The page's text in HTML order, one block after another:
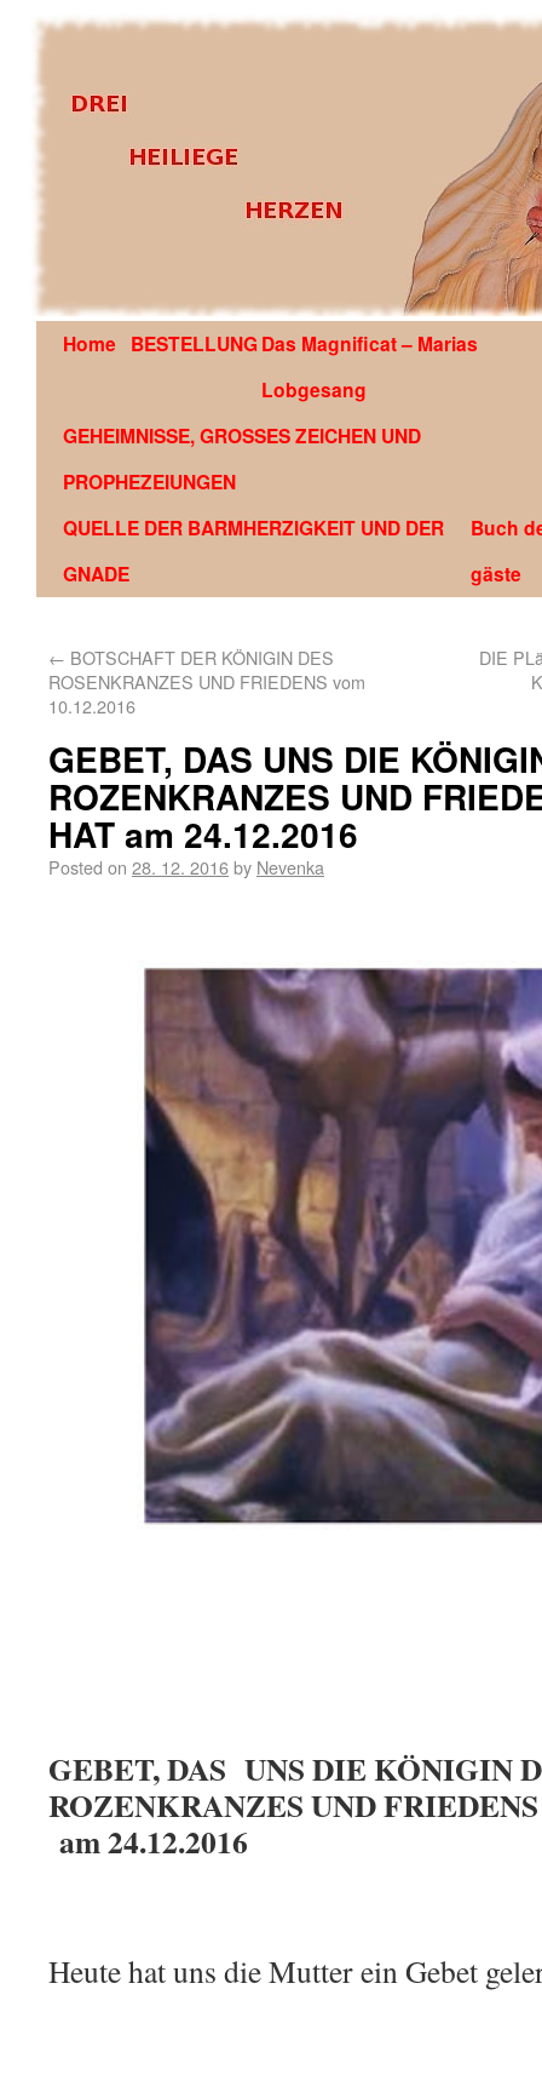
OFFENBARUNG AN EDSON GLAUBER DE SOUZA
Home BESTELLUNG Das Magnificat – Marias
Lobgesang
GEHEIMNISSE, GROSSES ZEICHEN UND
PROPHEZEIUNGEN
QUELLE DER BARMHERZIGKEIT UND DER
GNADE
Buch
gäste
← BOTSCHAFT DER KÖNIGIN DES
ROSENKRANZES UND FRIEDENS vom
10.12.2016
DIE
GEBET, DAS UNS DIE
ROZENKRANZES UND
HAT am 24.12.2016
Posted on 28. 12. 2016by Nevenka
GEBET, DAS UNS DIE KÖNIGIN
ROZENKRANZES UND
am 24.12.2016
Heute hat uns die Mutter ein Gebet